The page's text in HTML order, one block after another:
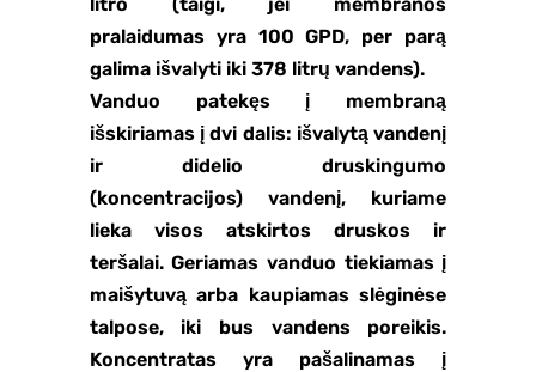
pralaidumas yra 100 GPD, per parą
galima išvalyti iki 378 litrų vandens).
Vanduo patekęs į membraną
išskiriamas į dvi dalis: išvalytą vandenį
ir didelio druskingumo
(koncentracijos) vandenį, kuriame
lieka visos atskirtos druskos ir
teršalai. Geriamas vanduo tiekiamas į
maišytuvą arba kaupiamas slėginėse
talpose, iki bus vandens poreikis.
Koncentratas yra pašalinamas į